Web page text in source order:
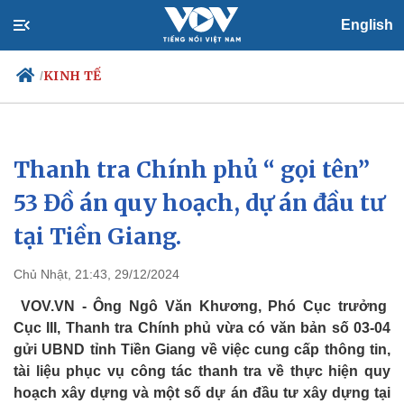
English
/KINH TẾ
Chính trị
Đảng
Tổ chức nhân sự
Quốc hội
Nhận diện sự thật
Xã hội
Tin 24h
Dự báo thời tiết
Thanh tra Chính phủ “ gọi tên”
53 Đồ án quy hoạch, dự án đầu tư
tại Tiền Giang.
Chủ Nhật, 21:43, 29/12/2024
VOV.VN - Ông Ngô Văn Khương, Phó Cục trưởng
Cục III, Thanh tra Chính phủ vừa có văn bản số 03-04
gửi UBND tỉnh Tiền Giang về việc cung cấp thông tin,
tài liệu phục vụ công tác thanh tra về thực hiện quy
hoạch xây dựng và một số dự án đầu tư xây dựng tại